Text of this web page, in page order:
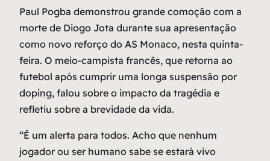
Paul Pogba demonstrou grande comoção com a
morte de Diogo Jota durante sua apresentação
como novo reforço do AS Monaco, nesta quinta-
feira. O meio-campista francês, que retorna ao
futebol após cumprir uma longa suspensão por
doping, falou sobre o impacto da tragédia e
refletiu sobre a brevidade da vida.
“É um alerta para todos. Acho que nenhum
jogador ou ser humano sabe se estará vivo